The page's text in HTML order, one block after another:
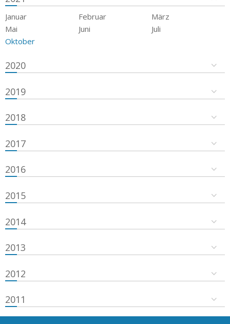
Januar Februar
März
Mai
Juni
Juli
Oktober
2020
2019
2018
2017
2016
2015
2014
2013
2012
2011